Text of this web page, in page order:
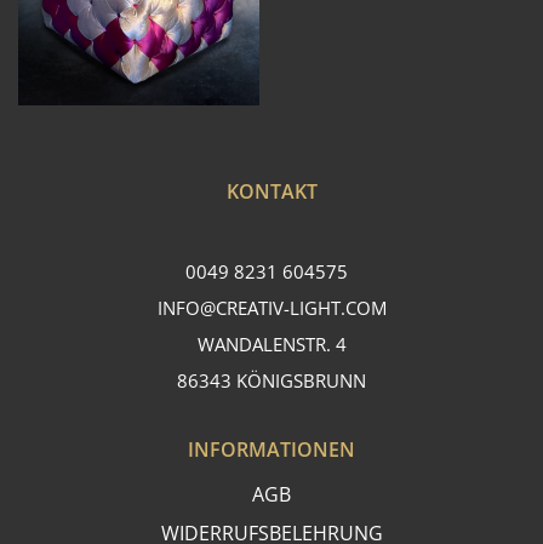
KONTAKT
0049 8231 604575
INFO@CREATIV-LIGHT.COM
WANDALENSTR. 4
86343 KÖNIGSBRUNN
INFORMATIONEN
AGB
WIDERRUFSBELEHRUNG